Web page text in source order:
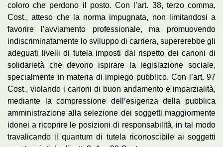
coloro che perdono il posto. Con l’art. 38, terzo comma,
Cost., atteso che la norma impugnata, non limitandosi a
favorire l’avviamento professionale, ma promuovendo
indiscriminatamente lo sviluppo di carriera, supererebbe gli
adeguati livelli di tutela imposti dal rispetto dei canoni di
solidarietà che devono ispirare la legislazione sociale,
specialmente in materia di impiego pubblico. Con l’art. 97
Cost., violando i canoni di buon andamento e imparzialità,
mediante la compressione dell’esigenza della pubblica
amministrazione alla selezione dei soggetti maggiormente
idonei a ricoprire le posizioni di responsabilità, in tal modo
travalicando il quantum di tutela riconoscibile ai soggetti